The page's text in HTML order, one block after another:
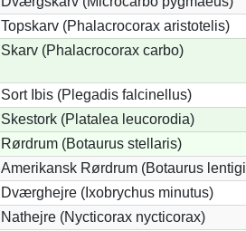
Topskarv (Phalacrocorax aristotelis)
Skarv (Phalacrocorax carbo)
Sort Ibis (Plegadis falcinellus)
Skestork (Platalea leucorodia)
Rørdrum (Botaurus stellaris)
Amerikansk Rørdrum (Botaurus
Dværghejre (Ixobrychus minutus)
Nathejre (Nycticorax nycticorax)